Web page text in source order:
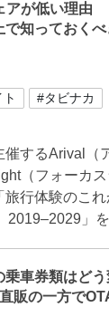
アが低い理由
知っておくべ
#タビナカ
するArival（
（フォーカ
旅行体験のこ
」を
乗車券類はどう
販の一方で